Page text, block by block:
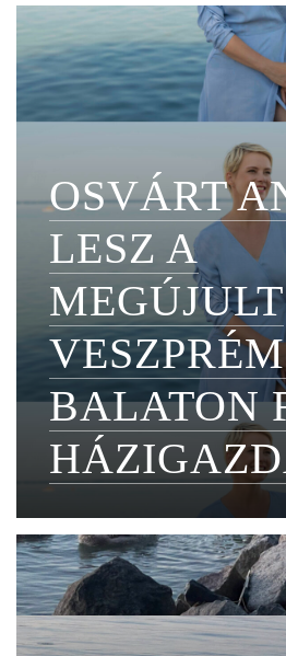
OSVÁRT
LESZ A
MEGÚJULT
BALATON